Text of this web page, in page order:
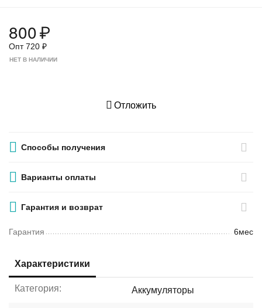
800₽
Опт720 ₽
НЕТ В НАЛИЧИИ
Отложить
Способы получения
Варианты оплаты
Гарантия и возврат
Гарантия 6мес
Характеристики
Категория: Аккумуляторы